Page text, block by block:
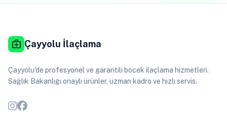
medical_services Çayyolu İlaçlama
Çayyolu'de profesyonel ve garantili böcek ilaçlama hizmetleri.
Sağlık Bakanlığı onaylı ürünler, uzman kadro ve hızlı servis.